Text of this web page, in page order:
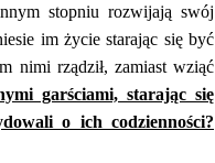
stopniu rozwijają swój
im życie starając się być
nimi rządził, zamiast wziąć
garściami, starając się
o ich codzienności?